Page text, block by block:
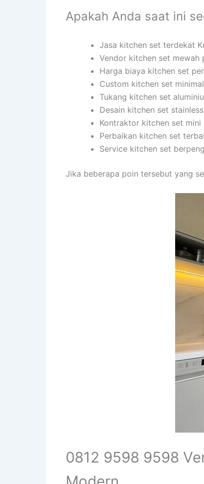
Apakah Anda saat ini
Jasa kitchen set terdekat
Vendor kitchen set mewah
Harga biaya kitchen set
Custom kitchen set
Tukang kitchen set
Desain kitchen set
Kontraktor kitchen set mini
Perbaikan kitchen set
Service kitchen set
Jika beberapa poin tersebut yang
0812 9598 9598